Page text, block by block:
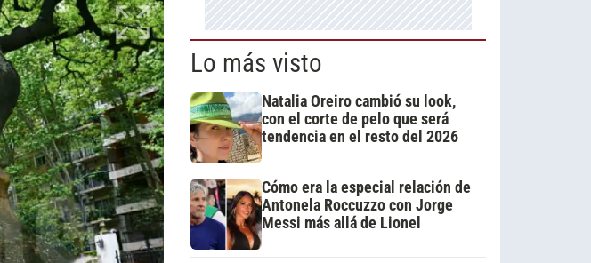
Lo más visto
Natalia Oreiro cambió su look,
con el corte de pelo que será
tendencia en el resto del 2026
Cómo era la especial relación de
Antonela Roccuzzo con Jorge
Messi más allá de Lionel